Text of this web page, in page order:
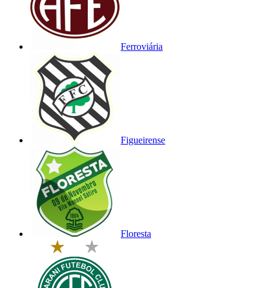
Ferroviária
Figueirense
Floresta